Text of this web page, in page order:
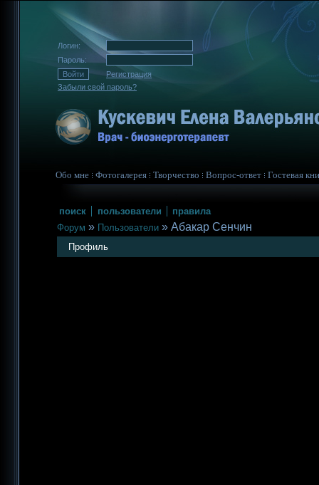
Логин:
Пароль:
Регистрация
Забыли свой пароль?
Обо мне Фотогалерея Творчество Вопрос-ответ Гостевая
поиск пользователи
правила
Форум » Пользователи » Абакар Сенчин
Профиль